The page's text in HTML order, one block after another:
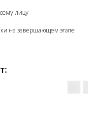
лицу
на завершающем этапе